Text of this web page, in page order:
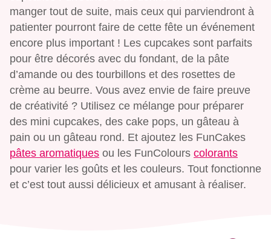
manger tout de suite, mais ceux qui parviendront à
patienter pourront faire de cette fête un événement
encore plus important ! Les cupcakes sont parfaits
pour être décorés avec du fondant, de la pâte
d’amande ou des tourbillons et des rosettes de
crème au beurre. Vous avez envie de faire preuve
de créativité ? Utilisez ce mélange pour préparer
des mini cupcakes, des cake pops, un gâteau à
pain ou un gâteau rond. Et ajoutez les FunCakes
pâtes aromatiques ou les FunColours colorants
pour varier les goûts et les couleurs. Tout fonctionne
et c’est tout aussi délicieux et amusant à réaliser.